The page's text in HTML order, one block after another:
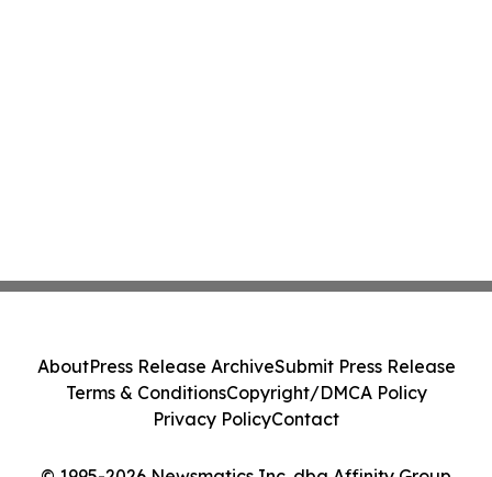
AboutPress Release ArchiveSubmit Press Release
Terms & ConditionsCopyright/DMCA Policy
Privacy PolicyContact